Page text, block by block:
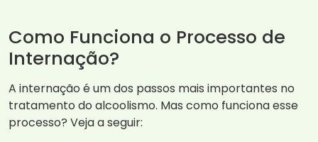
Como Funciona o Processo de
Internação?
A internação é um dos passos mais importantes no
tratamento do alcoolismo. Mas como funciona esse
processo? Veja a seguir: